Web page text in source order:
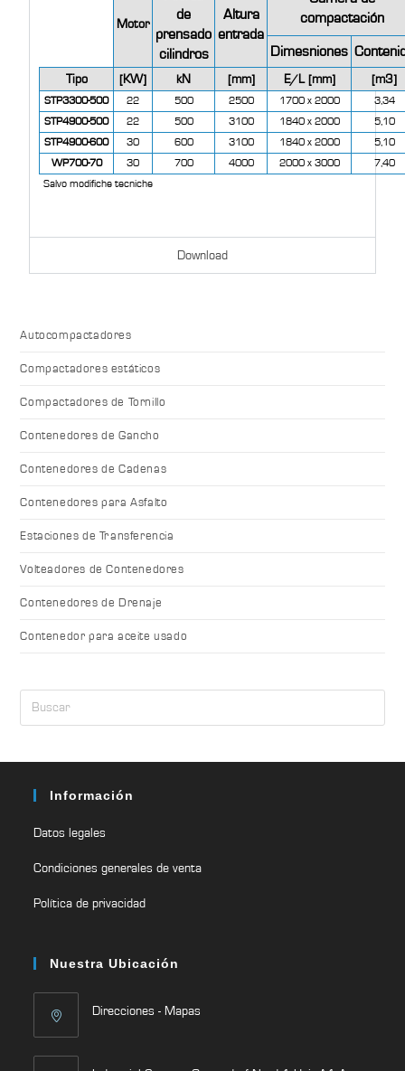
Motor
de
prensado
cilindros
Altura
entrada
compactación
Dimesniones
Tipo [KW] kN [mm] E/L [mm] [m3]
STP3300-500 22 500 2500 1700 x 2000
3,34
STP4900-500
22 500 3100 1840 x 2000
5,10
STP4900-600
30 600 3100 1840 x 2000
5,10
WP700-70
30 700 4000 2000 x 3000
7,40
Salvo modifiche tecniche
Download
Autocompactadores
Compactadores estáticos
Compactadores de Tornillo
Contenedores de Gancho
Contenedores de Cadenas
Contenedores para Asfalto
Estaciones de Transferencia
Volteadores de Contenedores
Contenedores de Drenaje
Contenedor para aceite usado
Información
Datos legales
Condiciones generales de venta
Política de privacidad
Nuestra Ubicación
Direcciones - Mapas